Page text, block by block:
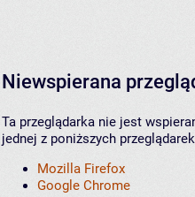
Niewspierana
Ta przeglądarka nie jest
jednej z poniższych
Mozilla Firefox
Google Chrome